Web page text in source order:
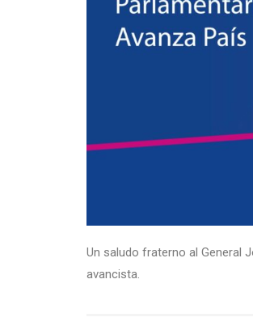
Un saludo fraterno al General
avancista.